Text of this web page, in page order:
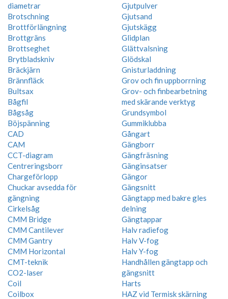
diametrar
Brotschning
Brottförlängning
Brottgräns
Brottseghet
Brytbladskniv
Bräckjärn
Brännfläck
Bultsax
Bågfil
Bågsåg
Böjspänning
CAD
CAM
CCT-diagram
Centreringsborr
Chargeförlopp
Chuckar avsedda för
gängning
Cirkelsåg
CMM Bridge
CMM Cantilever
CMM Gantry
CMM Horizontal
CMT-teknik
CO2-laser
Coil
Coilbox
Gjutpulver
Gjutsand
Gjutskägg
Glidplan
Glättvalsning
Glödskal
Gnisturladdning
Grov och fin uppborrning
Grov- och finbearbetning
med skärande verktyg
Grundsymbol
Gummiklubba
Gångart
Gängborr
Gängfräsning
Gänginsatser
Gängor
Gängsnitt
Gängtapp med bakre gles
delning
Gängtappar
Halv radiefog
Halv V-fog
Halv Y-fog
Handhållen gängtapp och
gängsnitt
Harts
HAZ vid Termisk skärning